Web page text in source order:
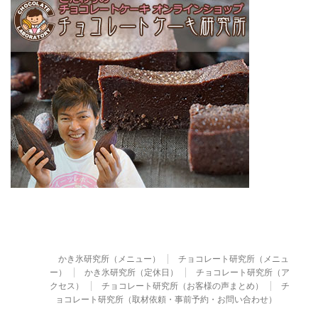
かき氷研究所（メニュー）
チョコレート研究所（メニュ
ー）
かき氷研究所（定休日）
チョコレート研究所（ア
クセス）
チョコレート研究所（お客様の声まとめ）
チ
ョコレート研究所（取材依頼・事前予約・お問い合わせ）